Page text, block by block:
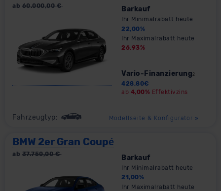
ab 60.000,00€ Barkauf
Ihr Minimalrabatt heute
22,00%
Ihr Maximalrabatt heute
26,93%
Vario-Finanzierung 2
428,80€
ab 4,00% Effektivzins
Fahrzeugtyp: Modellseite & Konfigurator »
BMW 2er Gran Coupé
ab 37.750,00€ Barkauf
Ihr Minimalrabatt heute
21,00%
Ihr Maximalrabatt heute